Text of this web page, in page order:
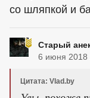
со шляпкой и
Старый
6 июня 2018
Цитата: Vlad.by